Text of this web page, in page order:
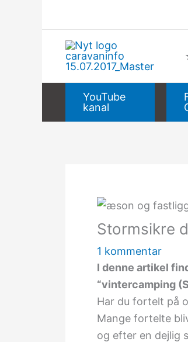
YouTube
kanal
Stormsikre
1 kommentar
I denne artikel
“vintercamping
Har du fortelt på
Mange fortelte
og efter en dejlig